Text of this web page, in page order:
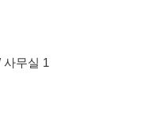
사무실 1